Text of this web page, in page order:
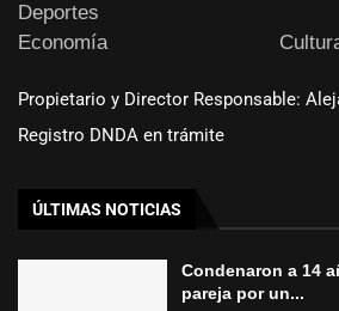
Deportes
Economía
Propietario y Director Responsable:
Registro DNDA en trámite
ÚLTIMAS NOTICIAS
Condenaron a 14
pareja por un...